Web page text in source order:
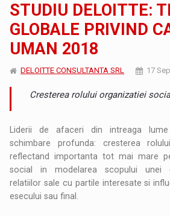
STUDIU DELOITTE:
GLOBALE PRIVIND
UMAN 2018
DELOITTE CONSULTANTA SRL 17
Cresterea rolului organizatiei
Liderii de afaceri din intreaga
schimbare profunda: cresterea
reflectand importanta tot mai mare
social in modelarea scopului unei
relatiilor sale cu partile interesate si
esecului sau final.